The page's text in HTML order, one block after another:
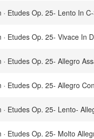
· Etudes Op. 25- Lento In
· Etudes Op. 25- Vivace In
Etudes Op. 25- Allegro
· Etudes Op. 25- Allegro
Etudes Op. 25- Lento-
· Etudes Op. 25- Molto